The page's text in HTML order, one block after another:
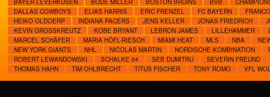
BAYER LEVERKUSEN BODE MILLER BOSTON BRUINS BVB
DALLAS COWBOYS
ELIAS HARRIS ERIC FRENZEL FC BAYERN
HEIKO OLDOERP
INDIANA PACERS JENS KELLER JONAS FRIEDRICH
KEVIN GROSSKREUTZ
KOBE BRYANT LEBRON JAMES LILLEHAMMER
MARCEL SCHÄFER
MARIA HÖFL-RIESCH MIAMI HEAT MLS NBA
NEW YORK GIANTS
NHL NICOLAS MARTIN NORDISCHE KOMBINATION
ROBERT LEWANDOWSKI
SCHALKE 04 SEB DUMITRU
SEVERIN FREUND
THOMAS HAHN
TIM OHLBRECHT TITUS FISCHER TONY ROMO VFL